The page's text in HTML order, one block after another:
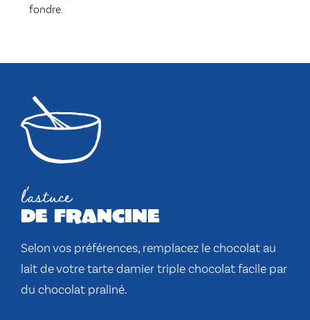
fondre.
l'astuce
de francine
Selon vos préférences, remplacez le chocolat au
lait de votre tarte damier triple chocolat facile par
du chocolat praliné.